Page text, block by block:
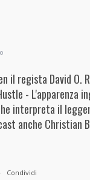
il regista David O.
- L'apparenza
interpreta il
anche Christian
· Condividi